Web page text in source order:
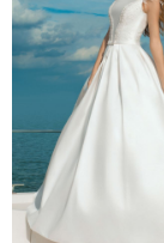
Нравится